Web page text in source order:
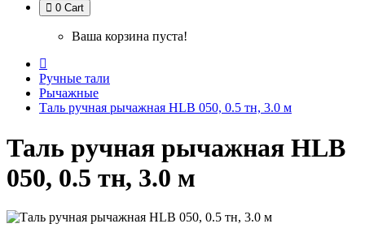
0 Cart
Ваша корзина пуста!
Ручные тали
Рычажные
Таль ручная рычажная HLB 050, 0.5 тн, 3.0 м
Таль ручная рычажная HLB
050, 0.5 тн, 3.0 м